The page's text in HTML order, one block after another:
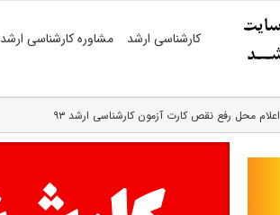
کارشناسی ارشد مشاوره کارشناسی ارشد
اعلام محل رفع نقص کارت آزمون کارشناسی ارشد ۹۳